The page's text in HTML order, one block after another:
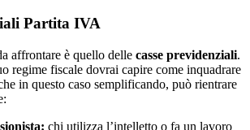
Partita IVA
affrontare è quello delle casse previdenziali.
regime fiscale dovrai capire come inquadrare
in questo caso semplificando, può rientrare
chi utilizza l’intelletto o fa un lavoro